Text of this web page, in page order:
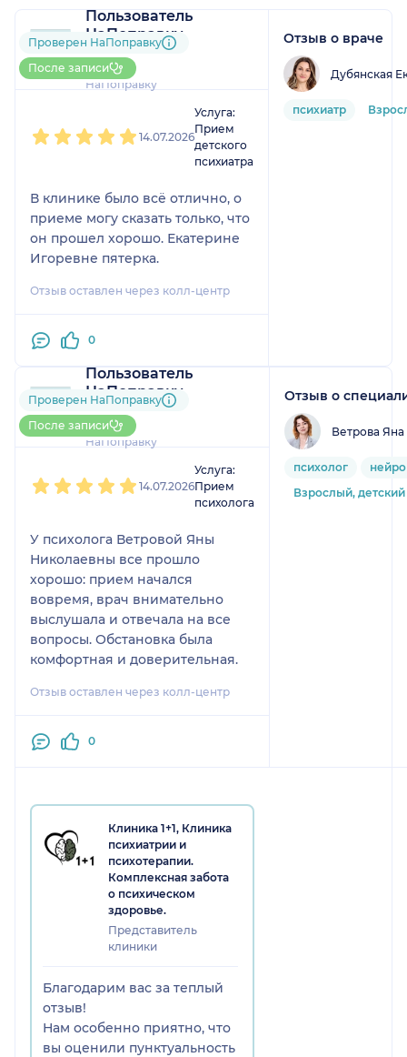
Пользователь
НаПоправку
1 отзыви1 оценка
До 5 записей через
НаПоправку
Проверен НаПоправку
После записи
14.07.2026
Услуга:
Прием
детского
психиатра
В клинике было всё отлично, о
приеме могу сказать только, что
он прошел хорошо. Екатерине
Игоревне пятерка.
Отзыв оставлен через колл-центр
0
Отзыв о враче
Дубянская
психиатр
Пользователь
НаПоправку
1 отзыв
До 5 записей через
НаПоправку
Проверен НаПоправку
После записи
14.07.2026
Услуга:
Прием
психолога
У психолога Ветровой Яны
Николаевны все прошло
хорошо: прием начался
вовремя, врач внимательно
выслушала и отвечала на все
вопросы. Обстановка была
комфортная и доверительная.
Отзыв оставлен через колл-центр
0
Отзыв о
Ветрова
психолог
Взрослый, детский
Клиника 1+1, Клиника
психиатрии и
психотерапии.
Комплексная забота
о психическом
здоровье.
Представитель
клиники
Благодарим вас за теплый
отзыв!
Нам особенно приятно, что
вы оценили пунктуальность